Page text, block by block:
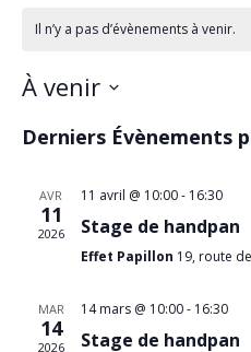
Il n’y a pas d’évènements à venir.
À venir
une
Derniers Évènements
AVR
11
2026
11 avril @ 10:00- 16:30
Stage de handpan
Effet Papillon 19, route
MAR
14
2026
14 mars @ 10:00- 16:30
Stage de handpan